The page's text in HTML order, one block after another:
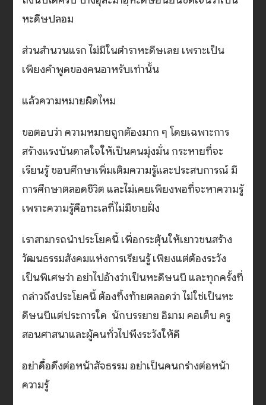
หะดีษปลอม
ส่วนสำนวนแรก ไม่มีในตำราหะดีษเลย เพราะเป็น
เพียงคำพูดของคนอาหรับเท่านั้น
แล้วความหมายผิดไหม
ขอตอบว่า ความหมายถูกต้องมาก ๆ โดยเฉพาะการ
สร้างแรงบันดาลใจให้เป็นคนมุ่งมั่น กระหายที่จะ
เรียนรู้ ชอบศึกษาเพิ่มเติมความรู้และประสบการณ์ มี
การศึกษาตลอดชีวิต และไม่เคยเพียงพอที่จะหาความรู้
เพราะความรู้คือทะเลที่ไม่มีชายฝั่ง
เราสามารถนำประโยคนี้ เพื่อกระตุ้นให้เยาวชนสร้าง
วัฒนธรรมสังคมแห่งการเรียนรู้ เพียงแต่ต้องระวัง
เป็นพิเศษว่า อย่าไปอ้างว่าเป็นหะดีษนบี และทุกครั้งที่
กล่าวถึงประโยคนี้ ต้องทิ้งท้ายตลอดว่า ไม่ใช่เป็นหะ
ดีษนบีแต่ประการใด นักบรรยาย อิมาม คอเต็บ ครู
สอนศาสนาและผู้คนทั่วไปพึงระวังให้ดี
อย่าดื้อดึงต่อหน้าสัจธรรม อย่าเป็นคนกร่างต่อหน้า
ความรู้